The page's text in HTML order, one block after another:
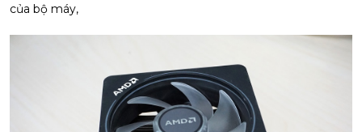
của bộ máy,